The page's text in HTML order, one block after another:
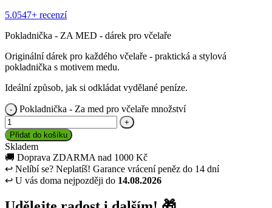
5.0547+ recenzí
Pokladnička - ZA MED - dárek pro včelaře
Originální dárek pro každého včelaře - praktická a stylová
pokladnička s motivem medu.
Ideální způsob, jak si odkládat vydělané peníze.
Pokladnička - Za med pro včelaře množství
Přidat do košíku
Skladem
🚚 Doprava ZDARMA nad 1000 Kč
↩ Nelíbí se? Neplatíš! Garance vrácení peněz do 14 dní
↩ U vás doma nejpozději do 14.08.2026